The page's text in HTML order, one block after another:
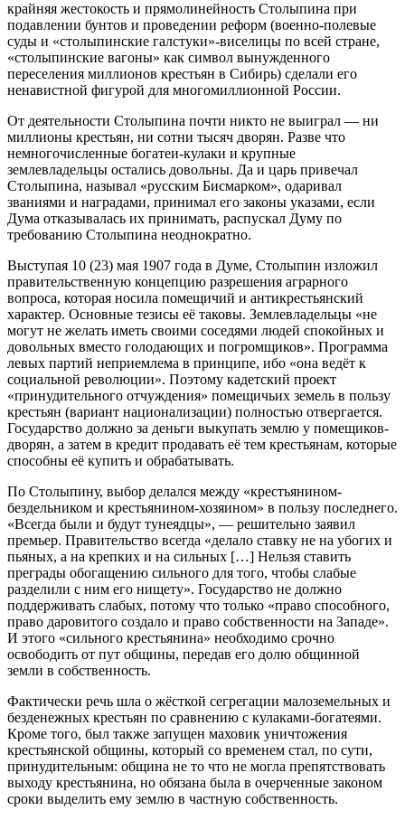
крайняя жестокость и прямолинейность Столыпина при
подавлении бунтов и проведении реформ (военно-полевые
суды и «столыпинские галстуки»-виселицы по всей стране,
«столыпинские вагоны» как символ вынужденного
переселения миллионов крестьян в Сибирь) сделали его
ненавистной фигурой для многомиллионной России.
От деятельности Столыпина почти никто не выиграл — ни
миллионы крестьян, ни сотни тысяч дворян. Разве что
немногочисленные богатеи-кулаки и крупные
землевладельцы остались довольны. Да и царь привечал
Столыпина, называл «русским Бисмарком», одаривал
званиями и наградами, принимал его законы указами, если
Дума отказывалась их принимать, распускал Думу по
требованию Столыпина неоднократно.
Выступая 10 (23) мая 1907 года в Думе, Столыпин изложил
правительственную концепцию разрешения аграрного
вопроса, которая носила помещичий и антикрестьянский
характер. Основные тезисы её таковы. Землевладельцы «не
могут не желать иметь своими соседями людей спокойных и
довольных вместо голодающих и погромщиков». Программа
левых партий неприемлема в принципе, ибо «она ведёт к
социальной революции». Поэтому кадетский проект
«принудительного отчуждения» помещичьих земель в пользу
крестьян (вариант национализации) полностью отвергается.
Государство должно за деньги выкупать землю у помещиков-
дворян, а затем в кредит продавать её тем крестьянам, которые
способны её купить и обрабатывать.
По Столыпину, выбор делался между «крестьянином-
бездельником и крестьянином-хозяином» в пользу последнего.
«Всегда были и будут тунеядцы», — решительно заявил
премьер. Правительство всегда «делало ставку не на убогих и
пьяных, а на крепких и на сильных […] Нельзя ставить
преграды обогащению сильного для того, чтобы слабые
разделили с ним его нищету». Государство не должно
поддерживать слабых, потому что только «право способного,
право даровитого создало и право собственности на Западе».
И этого «сильного крестьянина» необходимо срочно
освободить от пут общины, передав его долю общинной
земли в собственность.
Фактически речь шла о жёсткой сегрегации малоземельных и
безденежных крестьян по сравнению с кулаками-богатеями.
Кроме того, был также запущен маховик уничтожения
крестьянской общины, который со временем стал, по сути,
принудительным: община не то что не могла препятствовать
выходу крестьянина, но обязана была в очерченные законом
сроки выделить ему землю в частную собственность.